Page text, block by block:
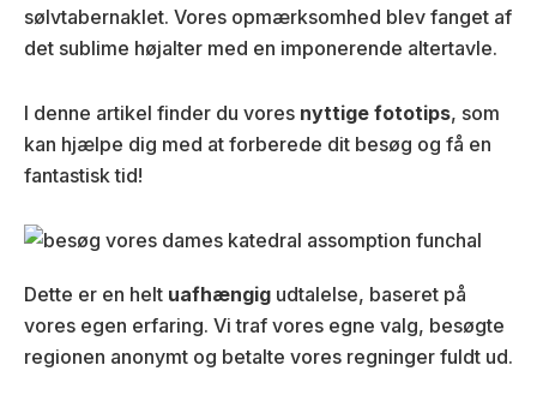
sølvtabernaklet. Vores opmærksomhed blev fanget af
det sublime højalter med en imponerende altertavle.
I denne artikel finder du vores nyttige fototips, som
kan hjælpe dig med at forberede dit besøg og få en
fantastisk tid!
Dette er en helt uafhængig udtalelse, baseret på
vores egen erfaring. Vi traf vores egne valg, besøgte
regionen anonymt og betalte vores regninger fuldt ud.